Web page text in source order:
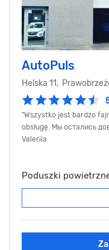
AutoPuls
Helska 11,
"Wszystko jest bardzo
obsługę. Мы остались
Valeriia
Poduszki